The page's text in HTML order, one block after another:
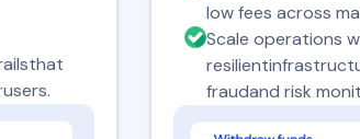
low fees across
Scale operations
fraudand risk